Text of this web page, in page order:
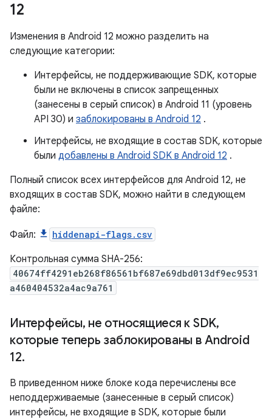
12
Изменения в Android 12 можно разделить на
следующие категории:
Интерфейсы, не поддерживающие SDK, которые
были не включены в список запрещенных
(занесены в серый список) в Android 11 (уровень
API 30) и заблокированы в Android 12 .
Интерфейсы, не входящие в состав SDK, которые
были добавлены в Android SDK в Android 12 .
Полный список всех интерфейсов для Android 12, не
входящих в состав SDK, можно найти в следующем
файле:
Файл: hiddenapi-flags.csv
Контрольная сумма SHA-256:
40674ff4291eb268f86561bf687e69dbd013df9ec9531
a460404532a4ac9a761
Интерфейсы, не относящиеся к SDK,
которые теперь заблокированы в Android
12.
В приведенном ниже блоке кода перечислены все
неподдерживаемые (занесенные в серый список)
интерфейсы, не входящие в SDK, которые были